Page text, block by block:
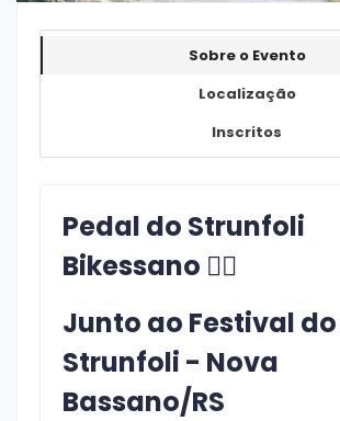
Sobre o Evento
Localização
Inscritos
Pedal do Strunfoli
Bikessano 🚴‍♀️
Junto ao Festival do
Strunfoli - Nova
Bassano/RS